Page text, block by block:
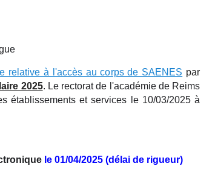
relative à l'accès au corps de SAENES par
2025. Le rectorat de l'académie de Reims
établissements et services le 10/03/2025 à
le 01/04/2025 (délai de rigueur)